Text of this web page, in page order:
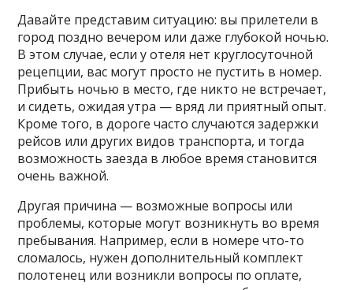
Давайте представим ситуацию: вы прилетели в
город поздно вечером или даже глубокой ночью.
В этом случае, если у отеля нет круглосуточной
рецепции, вас могут просто не пустить в номер.
Прибыть ночью в место, где никто не встречает,
и сидеть, ожидая утра — вряд ли приятный опыт.
Кроме того, в дороге часто случаются задержки
рейсов или других видов транспорта, и тогда
возможность заезда в любое время становится
очень важной.
Другая причина — возможные вопросы или
проблемы, которые могут возникнуть во время
пребывания. Например, если в номере что-то
сломалось, нужен дополнительный комплект
полотенец или возникли вопросы по оплате,